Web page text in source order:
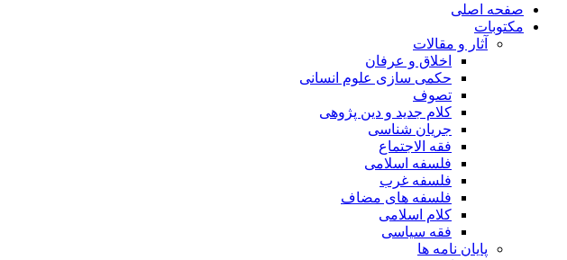
صفحه اصلی
مکتوبات
آثار و مقالات
اخلاق و عرفان
حکمی سازی علوم انسانی
تصوف
کلام جدید و دین پژوهی
جریان شناسی
فقه الاجتماع
فلسفه اسلامی
فلسفه غرب
فلسفه های مضاف
کلام اسلامی
فقه سیاسی
پایان نامه ها